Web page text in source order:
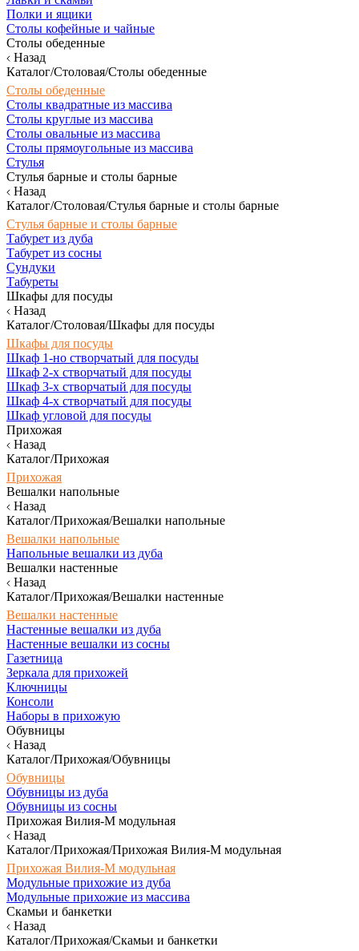
Полки и ящики
Столы кофейные и чайные
Столы обеденные
Назад
Каталог/Столовая/Столы обеденные
Столы обеденные
Столы квадратные из массива
Столы круглые из массива
Столы овальные из массива
Столы прямоугольные из массива
Стулья
Стулья барные и столы барные
Назад
Каталог/Столовая/Стулья барные и столы барные
Стулья барные и столы барные
Табурет из дуба
Табурет из сосны
Сундуки
Табуреты
Шкафы для посуды
Назад
Каталог/Столовая/Шкафы для посуды
Шкафы для посуды
Шкаф 1-но створчатый для посуды
Шкаф 2-х створчатый для посуды
Шкаф 3-х створчатый для посуды
Шкаф 4-х створчатый для посуды
Шкаф угловой для посуды
Прихожая
Назад
Каталог/Прихожая
Прихожая
Вешалки напольные
Назад
Каталог/Прихожая/Вешалки напольные
Вешалки напольные
Напольные вешалки из дуба
Вешалки настенные
Назад
Каталог/Прихожая/Вешалки настенные
Вешалки настенные
Настенные вешалки из дуба
Настенные вешалки из сосны
Газетница
Зеркала для прихожей
Ключницы
Консоли
Наборы в прихожую
Обувницы
Назад
Каталог/Прихожая/Обувницы
Обувницы
Обувницы из дуба
Обувницы из сосны
Прихожая Вилия-М модульная
Назад
Каталог/Прихожая/Прихожая Вилия-М модульная
Прихожая Вилия-М модульная
Модульные прихожие из дуба
Модульные прихожие из массива
Скамьи и банкетки
Назад
Каталог/Прихожая/Скамьи и банкетки